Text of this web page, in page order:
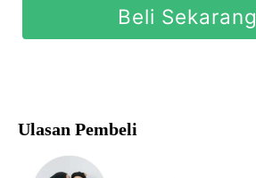
Beli Sekarang
Ulasan Pembeli